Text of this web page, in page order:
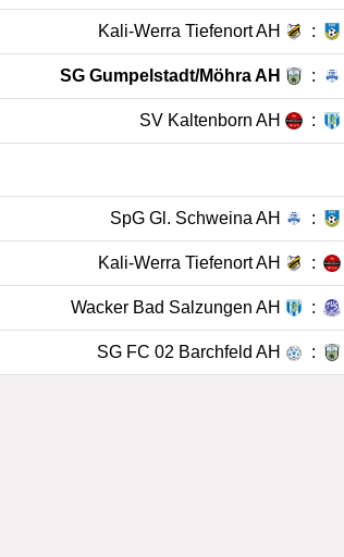
Kali-Werra Tiefenort AH :
SG Gumpelstadt/Möhra AH :
SV Kaltenborn AH :
SpG Gl. Schweina AH :
Kali-Werra Tiefenort AH :
Wacker Bad Salzungen AH :
SG FC 02 Barchfeld AH :